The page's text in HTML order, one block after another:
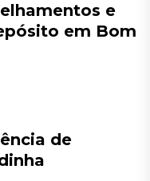
e
em Bom
de